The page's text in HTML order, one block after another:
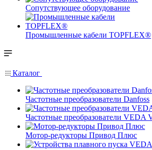
Сопутствующее оборудование
Промышленные кабели TOPFLEX®
Каталог
Частотные преобразователи Danfoss
Частотные преобразователи VEDA
Мотор-редукторы Привод Плюс